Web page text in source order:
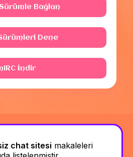
Bağlan
Dene
İndir
chat sitesi makaleleri